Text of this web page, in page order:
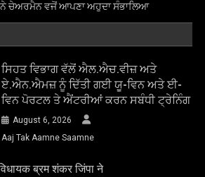
ਨੇ ਚੇਅਰਮੈਨ ਵਜੋਂ ਆਪਣਾ ਅਹੁਦਾ ਸੰਭਾਲਿਆ
ਸਿਹਤ ਵਿਭਾਗ ਵੱਲੋਂ ਐਲ.ਐਚ.ਵੀਜ਼ ਅਤੇ
ਏ.ਐਨ.ਐਮਜ਼ ਨੂੰ ਦਿੱਤੀ ਗਈ ਯੂ-ਵਿਨ ਅਤੇ ਈ-
ਵਿਨ ਪੋਰਟਲ ਤੇ ਐਂਟਰੀਆਂ ਕਰਨ ਸਬੰਧੀ ਟ੍ਰੇਨਿੰਗ
August 6, 2026
Aaj Tak Aamne Saamne
ब्रम शंकर जिंपा ने